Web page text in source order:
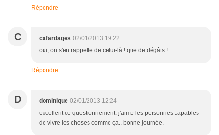
Répondre
C cafardages 02/01/2013 19:22
oui, on s'en rappelle de celui-là ! que de dégâts !
Répondre
D dominique 02/01/2013 12:24
excellent ce questionnement. j'aime les personnes capables
de vivre les choses comme ça.. bonne journée.